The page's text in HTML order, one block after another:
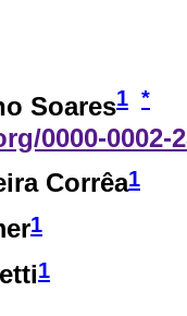
Soares1 *
0000-0002-
Corrêa1
1
1